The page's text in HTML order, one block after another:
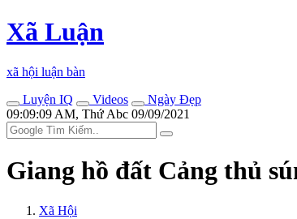
Xã Luận
xã hội luận bàn
Luyện IQ
Videos
Ngày Đẹp
09:09:09 AM, Thứ Abc 09/09/2021
Giang hồ đất Cảng thủ
Xã Hội